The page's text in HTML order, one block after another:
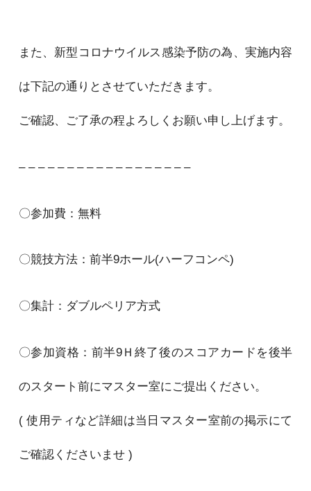
また、新型コロナウイルス感染予防の為、実施内容
は下記の通りとさせていただきます。
ご確認、ご了承の程よろしくお願い申し上げます。
– – – – – – – – – – – – – – – – – –
〇参加費：無料
〇競技方法：前半9ホール(ハーフコンペ)
〇集計：ダブルペリア方式
〇参加資格：前半9Ｈ終了後のスコアカードを後半
のスタート前にマスター室にご提出ください。
( 使用ティなど詳細は当日マスター室前の掲示にて
ご確認くださいませ )